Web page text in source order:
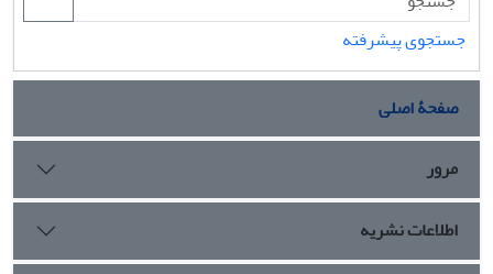
جستجوی پیشرفته
صفحۀ اصلی
مرور
اطلاعات نشریه